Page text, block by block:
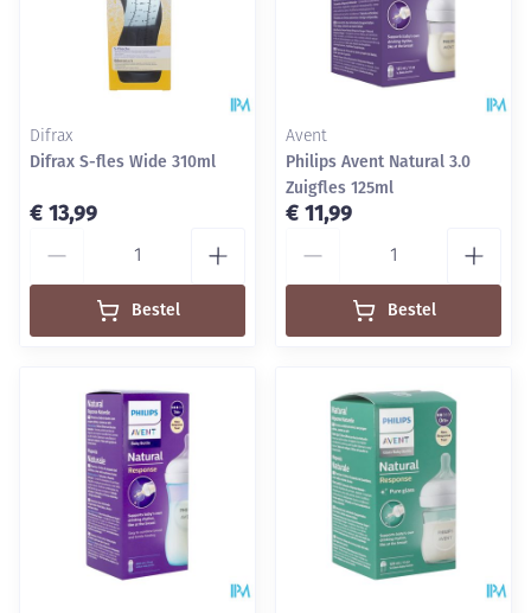
Difrax
Difrax S-fles Wide 310ml
€ 13,99
Bestel
Avent
Philips Avent Natural 3.0
Zuigfles 125ml
€ 11,99
Bestel